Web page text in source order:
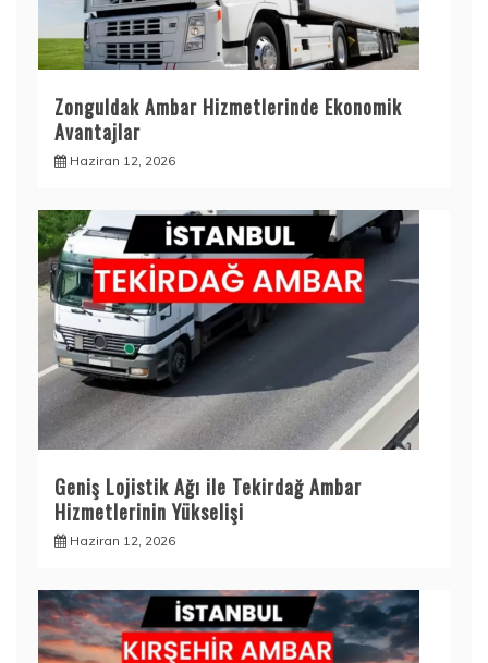
Zonguldak Ambar Hizmetlerinde Ekonomik
Avantajlar
Haziran 12, 2026
Geniş Lojistik Ağı ile Tekirdağ Ambar
Hizmetlerinin Yükselişi
Haziran 12, 2026